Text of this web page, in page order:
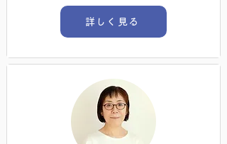
詳しく見る